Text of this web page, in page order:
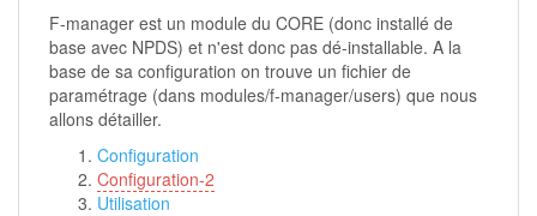
F-manager est un module du CORE (donc installé de
base avec NPDS) et n'est donc pas dé-installable. A la
base de sa configuration on trouve un fichier de
paramétrage (dans modules/f-manager/users) que nous
allons détailler.
Configuration
Configuration-2
Utilisation